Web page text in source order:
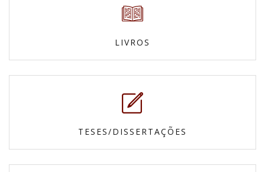
LIVROS
TESES/DISSERTAÇÕES